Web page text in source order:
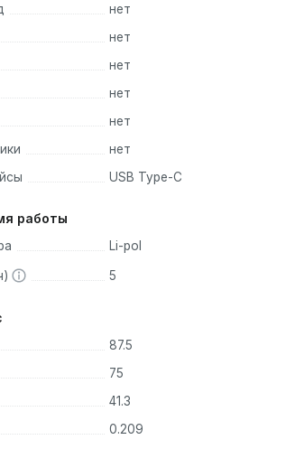
нет
нет
нет
нет
нет
нет
USB Type-C
работы
Li-pol
5
87.5
75
41.3
0.209